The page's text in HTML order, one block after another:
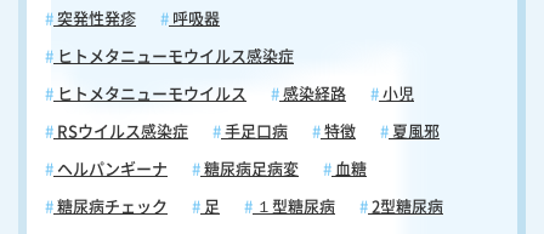
突発性発疹 呼吸器
ヒトメタニューモウイルス感染症
ヒトメタニューモウイルス 感染経路 小児
RSウイルス感染症 手足口病 特徴 夏風邪
ヘルパンギーナ 糖尿病足病変 血糖
糖尿病チェック 足 １型糖尿病 2型糖尿病